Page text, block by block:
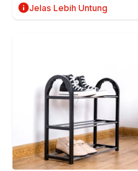
Jelas Lebih Untung